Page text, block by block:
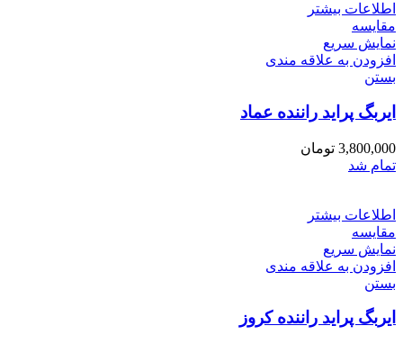
اطلاعات بیشتر
مقایسه
نمایش سریع
افزودن به علاقه مندی
بستن
ایربگ پراید راننده عماد
3,800,000 تومان
تمام شد
اطلاعات بیشتر
مقایسه
نمایش سریع
افزودن به علاقه مندی
بستن
ایربگ پراید راننده کروز